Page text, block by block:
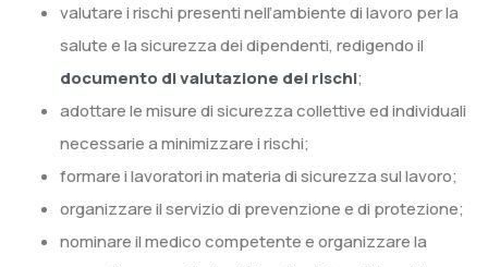
valutare i rischi presenti nell’ambiente di lavoro per la
salute e la sicurezza dei dipendenti, redigendo il
documento di valutazione dei rischi;
adottare le misure di sicurezza collettive ed individuali
necessarie a minimizzare i rischi;
formare i lavoratori in materia di sicurezza sul lavoro;
organizzare il servizio di prevenzione e di protezione;
nominare il medico competente e organizzare la